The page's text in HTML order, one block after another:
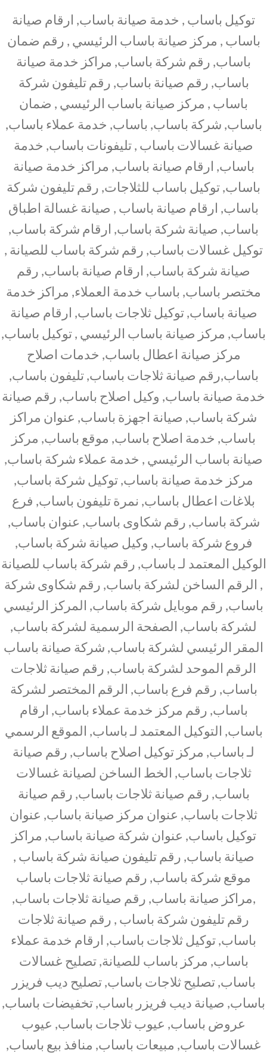
توكيل باساب , خدمة صيانة باساب, ارقام صيانة
باساب , مركز صيانة باساب الرئيسي , رقم ضمان
باساب, رقم شركة باساب, مراكز خدمة صيانة
باساب, رقم صيانة باساب, رقم تليفون شركة
باساب , مركز صيانة باساب الرئيسي , ضمان
باساب, شركة باساب, باساب, خدمة عملاء باساب,
صيانة غسالات باساب , تليفونات باساب, خدمة
باساب, ارقام صيانة باساب, مراكز خدمة صيانة
باساب, توكيل باساب للثلاجات, رقم تليفون شركة
باساب, ارقام صيانة باساب , صيانة غسالة اطباق
باساب, صيانة شركة باساب, ارقام شركة باساب,
توكيل غسالات باساب, رقم شركة باساب للصيانة ,
صيانة شركة باساب, ارقام صيانة باساب, رقم
مختصر باساب, باساب خدمة العملاء, مراكز خدمة
صيانة باساب, توكيل ثلاجات باساب, ارقام صيانة
باساب, مركز صيانة باساب الرئيسي , توكيل باساب,
مركز صيانة اعطال باساب, خدمات اصلاح
باساب,رقم صيانة ثلاجات باساب, تليفون باساب,
خدمة صيانة باساب, وكيل اصلاح باساب, رقم صيانة
شركة باساب, صيانة اجهزة باساب, عنوان مراكز
باساب, خدمة اصلاح باساب, موقع باساب, مركز
صيانة باساب الرئيسي , خدمة عملاء شركة باساب,
مركز خدمة صيانة باساب, توكيل شركة باساب,
بلاغات اعطال باساب, نمرة تليفون باساب, فرع
شركة باساب, رقم شكاوى باساب, عنوان باساب,
فروع شركة باساب, وكيل صيانة شركة باساب,
الوكيل المعتمد لـ باساب, رقم شركة باساب للصيانة
, الرقم الساخن لشركة باساب, رقم شكاوى شركة
باساب, رقم موبايل شركة باساب, المركز الرئيسي
لشركة باساب, الصفحة الرسمية لشركة باساب,
المقر الرئيسي لشركة باساب, شركة صيانة باساب
الرقم الموحد لشركة باساب, رقم صيانة ثلاجات
باساب, رقم فرع باساب, الرقم المختصر لشركة
باساب, رقم مركز خدمة عملاء باساب, ارقام
باساب, التوكيل المعتمد لـ باساب, الموقع الرسمي
لـ باساب, مركز توكيل اصلاح باساب, رقم صيانة
ثلاجات باساب, الخط الساخن لصيانة غسالات
باساب, رقم صيانة ثلاجات باساب, رقم صيانة
ثلاجات باساب, عنوان مركز صيانة باساب, عنوان
توكيل باساب, عنوان شركة صيانة باساب, مراكز
صيانة باساب, رقم تليفون صيانة شركة باساب ,
موقع شركة باساب, رقم صيانة ثلاجات باساب
,مراكز صيانة باساب, رقم صيانة ثلاجات باساب,
رقم تليفون شركة باساب , رقم صيانة ثلاجات
باساب, توكيل ثلاجات باساب, ارقام خدمة عملاء
باساب, مركز باساب للصيانة, تصليح غسالات
باساب, تصليح ثلاجات باساب, تصليح ديب فريزر
باساب, صيانة ديب فريزر باساب, تخفيضات باساب,
عروض باساب, عيوب ثلاجات باساب, عيوب
غسالات باساب, مبيعات باساب, منافذ بيع باساب,